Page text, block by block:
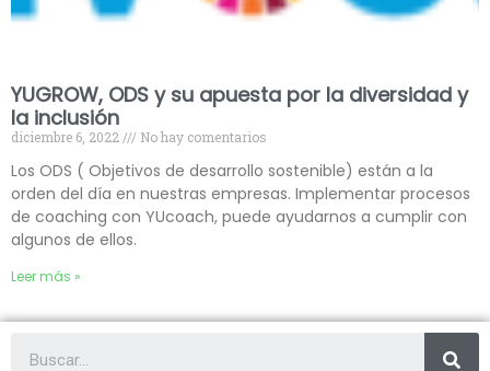
YUGROW, ODS y su apuesta por la diversidad y
la inclusión
diciembre 6, 2022 No hay comentarios
Los ODS ( Objetivos de desarrollo sostenible) están a la
orden del día en nuestras empresas. Implementar procesos
de coaching con YUcoach, puede ayudarnos a cumplir con
algunos de ellos.
Leer más »